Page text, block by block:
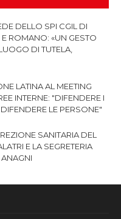
DELLO SPI CGIL DI
ROMANO: «UN GESTO
DI TUTELA,
LATINA AL MEETING
INTERNE: "DIFENDERE I
LE PERSONE"
SANITARIA DEL
E LA SEGRETERIA